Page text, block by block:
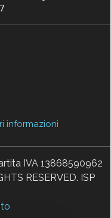
informazioni
IVA 13868590962
RESERVED. ISP